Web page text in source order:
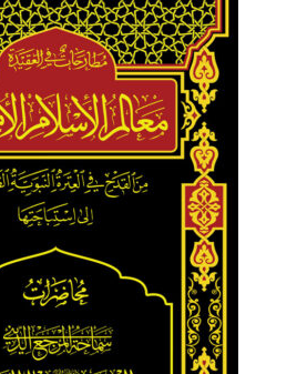
برگه نمونه
تماس با ما
ثبت شکایات
حساب کاربری من